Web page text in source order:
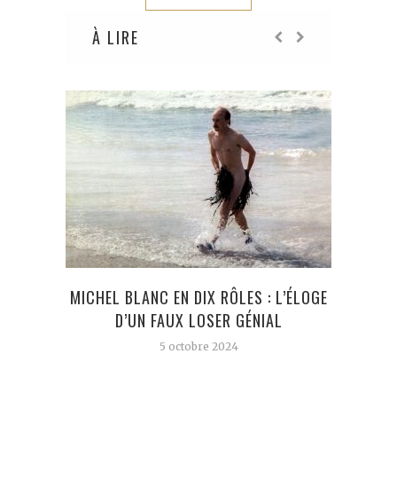
À LIRE
MICHEL BLANC EN DIX RÔLES : L’ÉLOGE
D’UN FAUX LOSER GÉNIAL
5 octobre 2024